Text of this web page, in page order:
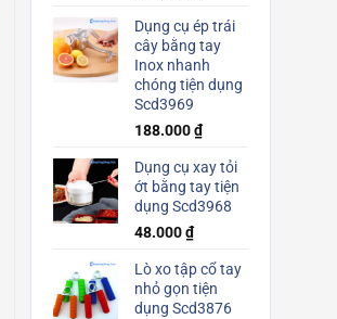
Dụng cụ ép trái
cây bằng tay
Inox nhanh
chóng tiện dụng
Scd3969
188.000₫
Dụng cụ xay tỏi
ớt bằng tay tiện
dụng Scd3968
48.000₫
Lò xo tập cổ tay
nhỏ gọn tiện
dụng Scd3876